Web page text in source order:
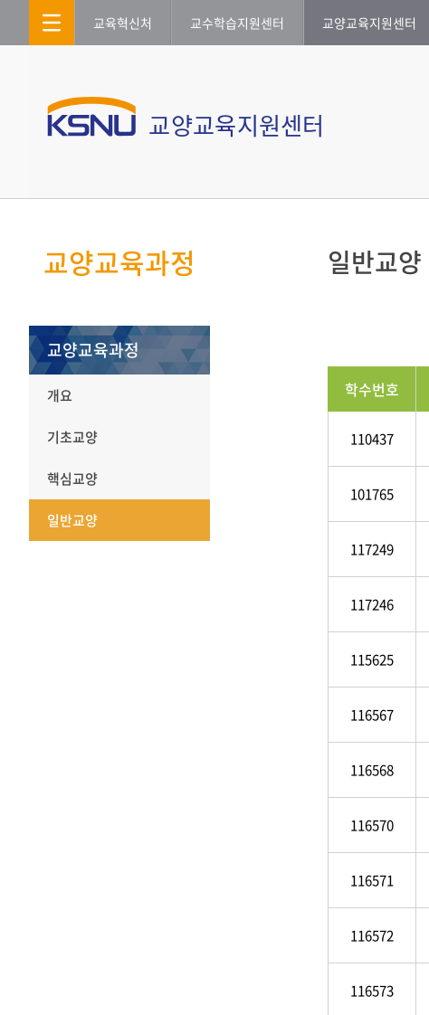
교육혁신처 교수학습지원센터 교양교육지원센터
교양교육지원센터
교양교육과정
교양교육과정
개요
기초교양
핵심교양
일반교양
일반교양
학수번호
110437
101765
117249
117246
115625
116567
116568
116570
116571
116572
116573